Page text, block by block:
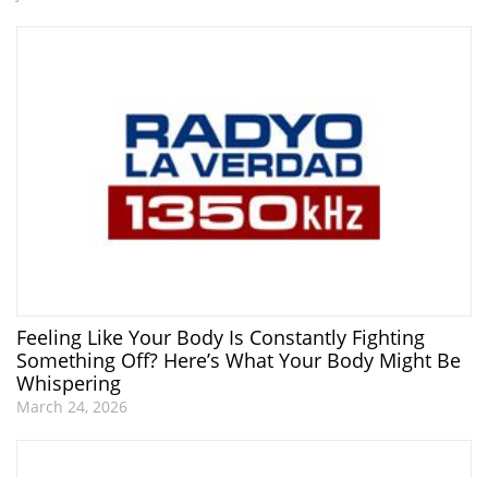
Feeling Like Your Body Is Constantly Fighting
Something Off? Here’s What Your Body Might Be
Whispering
March 24, 2026